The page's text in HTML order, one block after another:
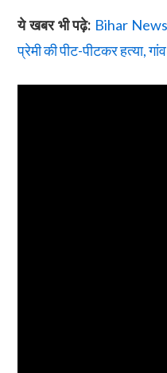
ये खबर भी पढ़े: Bihar News
प्रेमी की पीट-पीटकर हत्या,